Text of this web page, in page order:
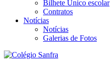
Bilhete Único escolar
Contratos
Notícias
Notícias
Galerias de Fotos